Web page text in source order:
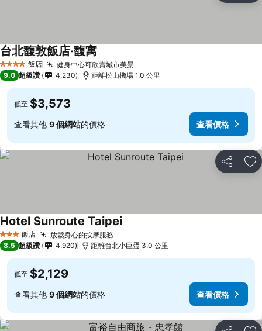
4 星級 飯店 健身中心可欣賞城市美景查看價格
台北馥敦飯店‧馥寓
9.0 超級讚 4,230 距離松山機場 1.0 公里
低至 $3,573
查看其他 9 個網站的價格 查看價格
分享 加
3 星級 飯店 放鬆身心的按摩服務
Hotel Sunroute Taipei查看價格
8.5 超級讚 4,920 距離台北小巨蛋 3.0 公里
低至 $2,129
查看其他 9 個網站的價格 查看價格